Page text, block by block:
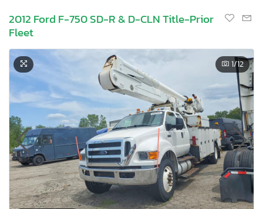
2012 Ford F-750 SD-R & D-CLN Title-Prior
Fleet
1/12